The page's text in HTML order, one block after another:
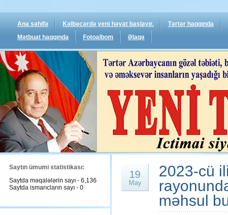
Ana səhifə Kəlbəcərdə yeni həyat başlayır.
Tərtər haqqında
Mətbuat haqqında
Fotoalbom Əlaqə
Saytın ümumi statistikası:
Saytda məqalələrin sayı - 6,136
Saytda ismarıcların sayı - 0
19
May
2023-cü
məhsul